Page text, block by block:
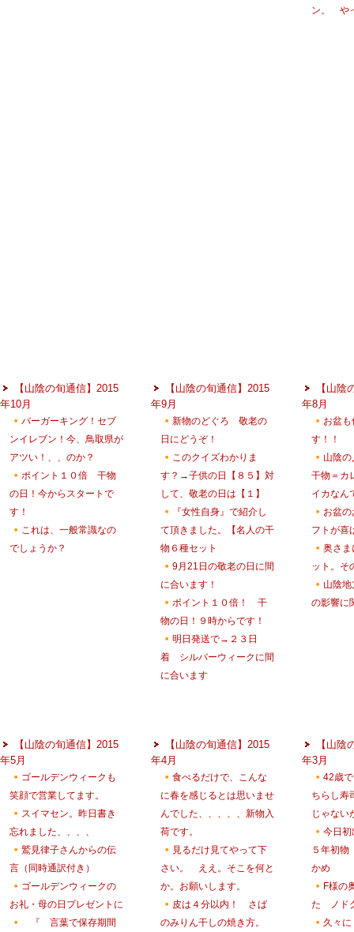
ン。 や
【山陰の旬通信】2015
年10月
バーガーキング！セブ
ンイレブン！今、鳥取県が
アツい！、、のか？
ポイント１０倍 干物
の日！今からスタートで
す！
これは、一般常識なの
でしょうか？
【山陰の旬通信】2015
年9月
新物のどぐろ 敬老の
日にどうぞ！
このクイズわかりま
す？→子供の日【８５】対
して、敬老の日は【１】
『女性自身』で紹介し
て頂きました。【名人の干
物６種セット
9月21日の敬老の日に間
に合います！
ポイント１０倍！ 干
物の日！９時からです！
明日発送で→２３日
着 シルバーウィークに間
に合います
【山陰
年8月
お盆も
す！！
山陰の
干物＝カ
イカなん
お盆
フトが喜
奥さま
ット。そ
山陰地
の影響に
【山陰の旬通信】2015
年5月
ゴールデンウィークも
笑顔で営業してます。
スイマセン。昨日書き
忘れました、、、、
鷲見律子さんからの伝
言（同時通訳付き）
ゴールデンウィークの
お礼・母の日プレゼントに
『 言葉で保存期間
【山陰の旬通信】2015
年4月
食べるだけで、こんな
に春を感じるとは思いませ
んでした、、、、、新物入
荷です。
見るだけ見てやって下
さい。 ええ。そこを何と
か。お願いします。
皮は４分以内！ さば
のみりん干しの焼き方。
【山陰
年3月
42歳
ちらし寿
じゃない
今日
５年初
かめ
F様の
た ノド
久々に